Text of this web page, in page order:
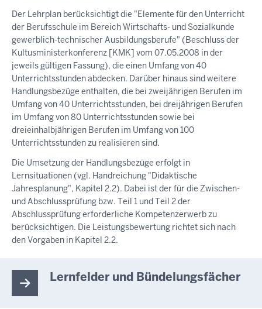
Der Lehrplan berücksichtigt die "Elemente für den Unterricht
der Berufsschule im Bereich Wirtschafts- und Sozialkunde
gewerblich-technischer Ausbildungsberufe" (Beschluss der
Kultusministerkonferenz [KMK] vom 07.05.2008 in der
jeweils gültigen Fassung), die einen Umfang von 40
Unterrichtsstunden abdecken. Darüber hinaus sind weitere
Handlungsbezüge enthalten, die bei zweijährigen Berufen im
Umfang von 40 Unterrichtsstunden, bei dreijährigen Berufen
im Umfang von 80 Unterrichtsstunden sowie bei
dreieinhalbjährigen Berufen im Umfang von 100
Unterrichtsstunden zu realisieren sind.
Die Umsetzung der Handlungsbezüge erfolgt in
Lernsituationen (vgl. Handreichung "Didaktische
Jahresplanung", Kapitel 2.2). Dabei ist der für die Zwischen-
und Abschlussprüfung bzw. Teil 1 und Teil 2 der
Abschlussprüfung erforderliche Kompetenzerwerb zu
berücksichtigen. Die Leistungsbewertung richtet sich nach
den Vorgaben in Kapitel 2.2.
Lernfelder und Bündelungsfächer